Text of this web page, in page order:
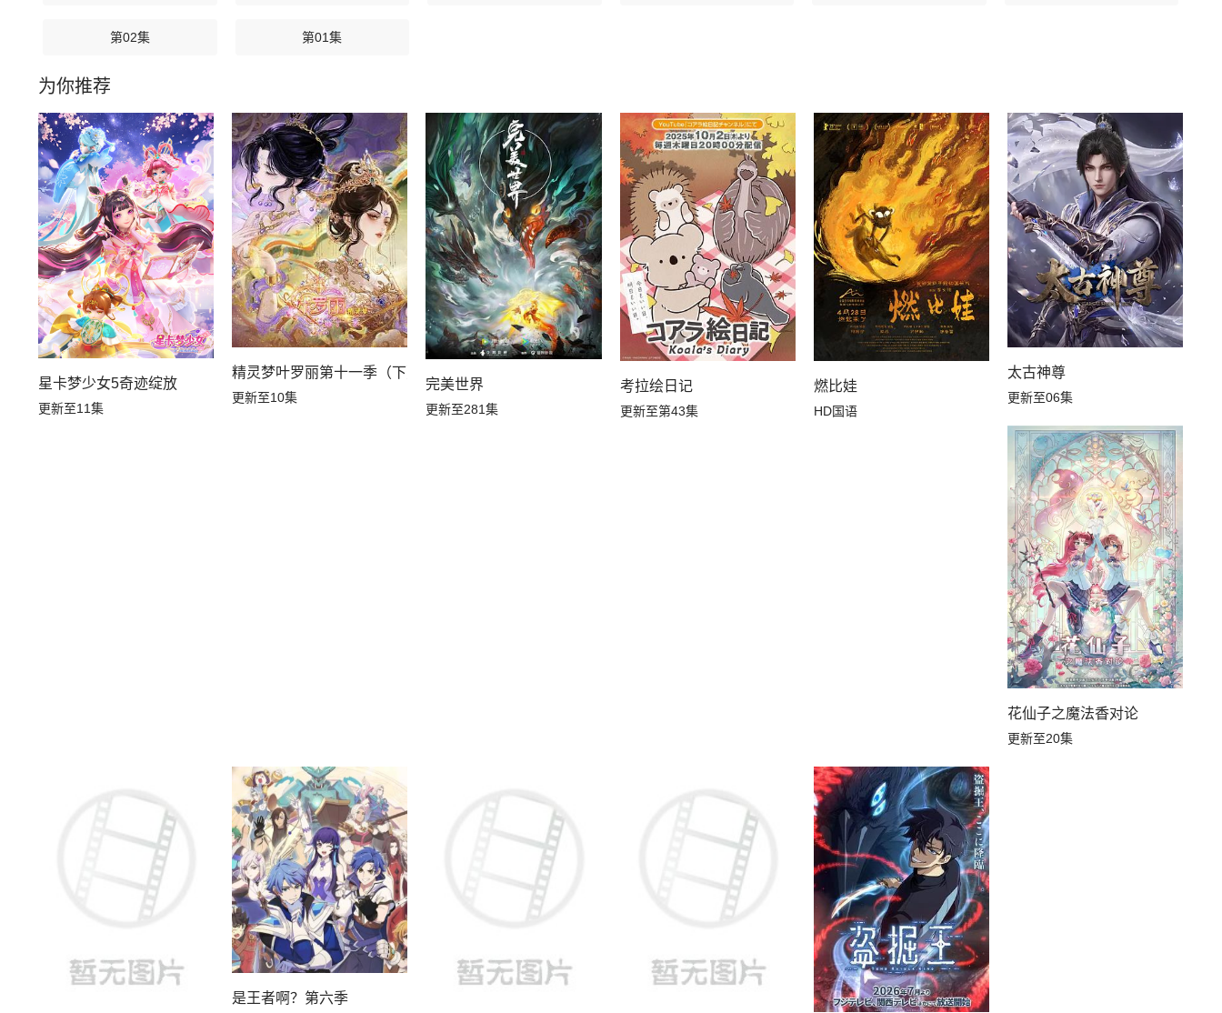
第02集 第01集
为你推荐
星卡梦少女5奇迹绽放
更新至11集
精灵梦叶罗丽第十一季（下）
更新至10集
完美世界
更新至281集
考拉绘日记
更新至第43集
燃比娃
HD国语
太古神尊
更新至06集
花仙子之魔法香对论
更新至20集
是王者啊？第六季